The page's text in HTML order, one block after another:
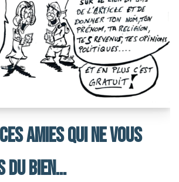
Amies Qui Ne Vous
Du Bien…